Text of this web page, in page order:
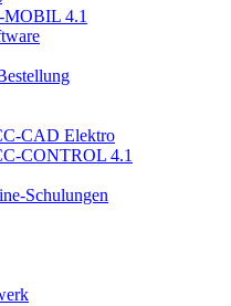
MOBIL 4.1
CAD Elektro
CONTROL 4.1
Schulungen